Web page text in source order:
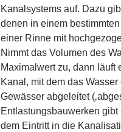
Kanalsystems auf. Dazu
denen in einem
einer Rinne mit
Nimmt das Volumen des
Maximalwert zu, dann
Kanal, mit dem das
Gewässer abgeleitet
Entlastungsbauwerken
dem Eintritt in die